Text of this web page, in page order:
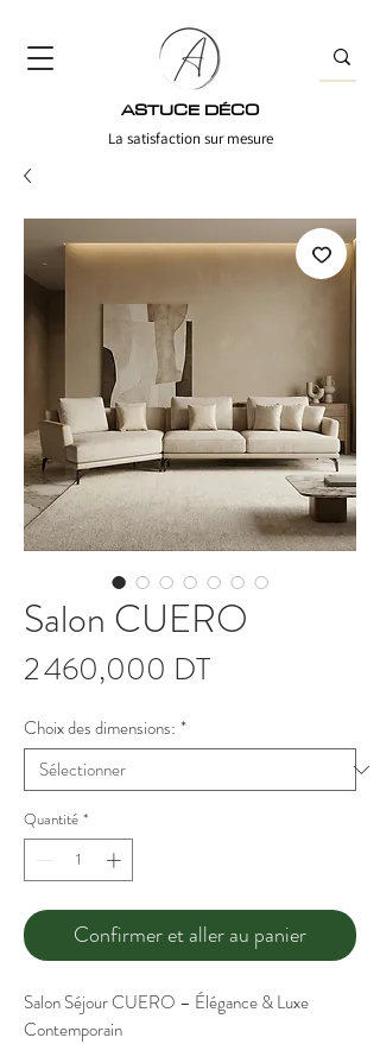
ASTUCE DÉCO
La satisfaction sur mesure
Salon CUERO
2 460,000 DTPrix
Choix des dimensions: *
Quantité *
Confirmer et aller au panier
Salon Séjour CUERO – Élégance & Luxe
Contemporain